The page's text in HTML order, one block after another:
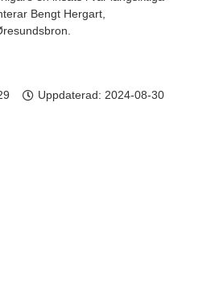
Bengt Hergart,
Uppdaterad: 2024-08-30